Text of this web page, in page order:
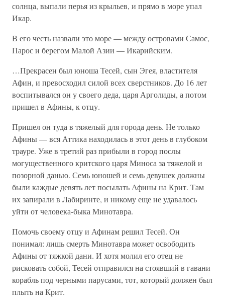
солнца, выпали перья из крыльев, и прямо в море упал
Икар.
В его честь назвали это море — между островами Самос,
Парос и берегом Малой Азии — Икарийским.
…Прекрасен был юноша Тесей, сын Эгея, властителя
Афин, и превосходил силой всех сверстников. До 16 лет
воспитывался он у своего деда, царя Арголиды, а потом
пришел в Афины, к отцу.
Пришел он туда в тяжелый для города день. Не только
Афины — вся Аттика находилась в этот день в глубоком
трауре. Уже в третий раз прибыли в город послы
могущественного критского царя Миноса за тяжелой и
позорной данью. Семь юношей и семь девушек должны
были каждые девять лет посылать Афины на Крит. Там
их запирали в Лабиринте, и никому еще не удавалось
уйти от человека-быка Минотавра.
Помочь своему отцу и Афинам решил Тесей. Он
понимал: лишь смерть Минотавра может освободить
Афины от тяжкой дани. И хотя молил его отец не
рисковать собой, Тесей отправился на стоявший в гавани
корабль под черными парусами, тот, который должен был
плыть на Крит.